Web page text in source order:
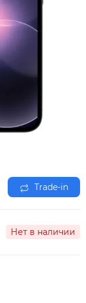
Trade-in
Нет в наличии